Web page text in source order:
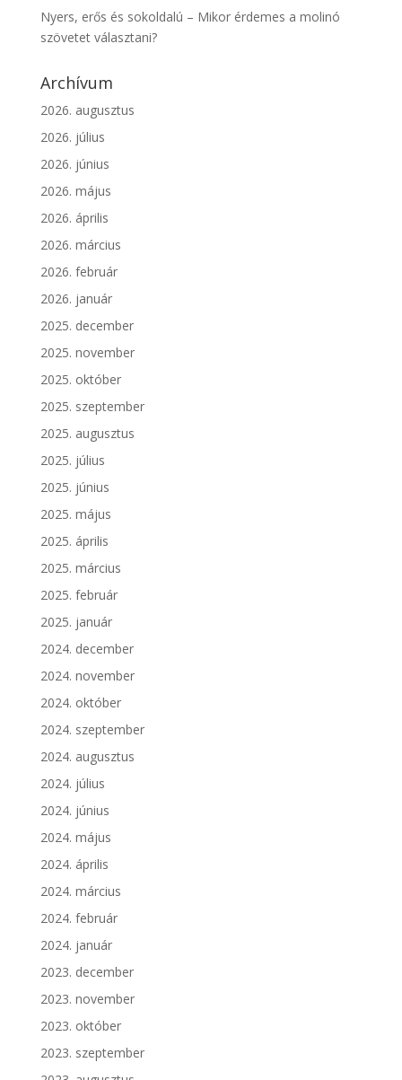
Nyers, erős és sokoldalú – Mikor érdemes a molinó
szövetet választani?
Archívum
2026. augusztus
2026. július
2026. június
2026. május
2026. április
2026. március
2026. február
2026. január
2025. december
2025. november
2025. október
2025. szeptember
2025. augusztus
2025. július
2025. június
2025. május
2025. április
2025. március
2025. február
2025. január
2024. december
2024. november
2024. október
2024. szeptember
2024. augusztus
2024. július
2024. június
2024. május
2024. április
2024. március
2024. február
2024. január
2023. december
2023. november
2023. október
2023. szeptember